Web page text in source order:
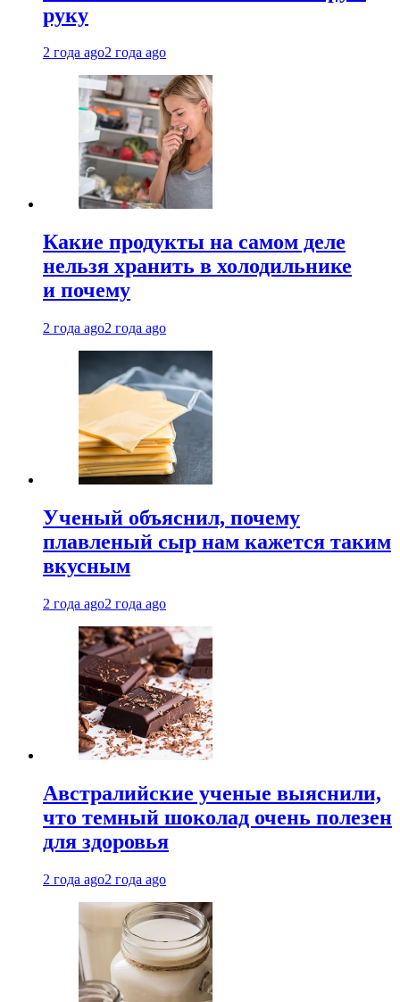
руку
2 года ago2 года ago
Какие продукты на самом деле
нельзя хранить в холодильнике
и почему
2 года ago2 года ago
Ученый объяснил, почему
плавленый сыр нам кажется таким
вкусным
2 года ago2 года ago
Австралийские ученые выяснили,
что темный шоколад очень полезен
для здоровья
2 года ago2 года ago